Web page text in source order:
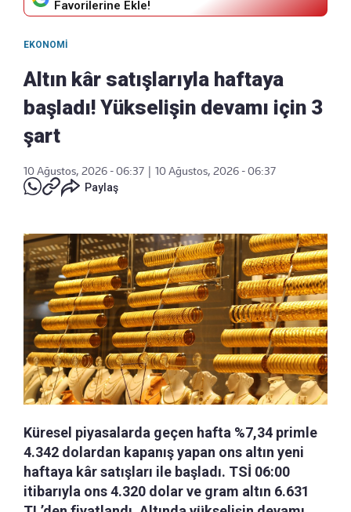
Favorilerine Ekle!
EKONOMI
Altın kâr satışlarıyla haftaya
başladı! Yükselişin devamı için 3
şart
10 Ağustos, 2026 - 06:37
10 Ağustos, 2026 - 06:37
Paylaş
Küresel piyasalarda geçen hafta %7,34 primle
4.342 dolardan kapanış yapan ons altın yeni
haftaya kâr satışları ile başladı. TSİ 06:00
itibarıyla ons 4.320 dolar ve gram altın 6.631